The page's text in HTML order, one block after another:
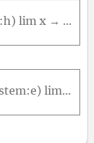
Mostrar que os limites não existem:h) lim x → 1 y → 0 ⁡ x - 1 2 y x - 1 4 + y 2
Verificar se os seguintes limites existem:e) lim x → 0 y → 0 ⁡ x 3 - y 3 x 2 + y 2